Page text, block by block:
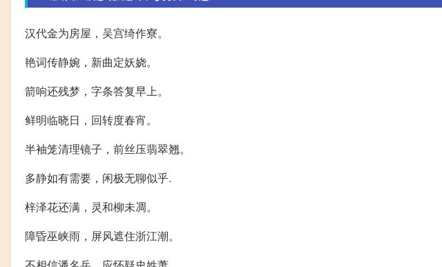
汉代金为房屋，吴宫绮作寮。
艳词传静婉，新曲定妖娆。
箭响还残梦，字条答复早上。
鲜明临晓日，回转度春宵。
半袖笼清理镜子，前丝压翡翠翘。
多静如有需要，闲极无聊似乎.
梓泽花还满，灵和柳未凋。
障昏巫峡雨，屏风遮住浙江潮。